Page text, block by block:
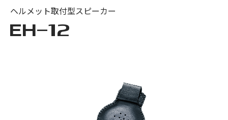
ヘルメット取付型スピーカー
EH-12